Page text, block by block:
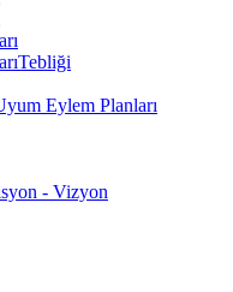
Eylem Planları
- Vizyon